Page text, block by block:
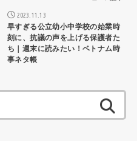
2023.11.13
早すぎる公立幼小中学校の始業時
刻に、抗議の声を上げる保護者た
ち｜週末に読みたい！ベトナム時
事ネタ帳
索: